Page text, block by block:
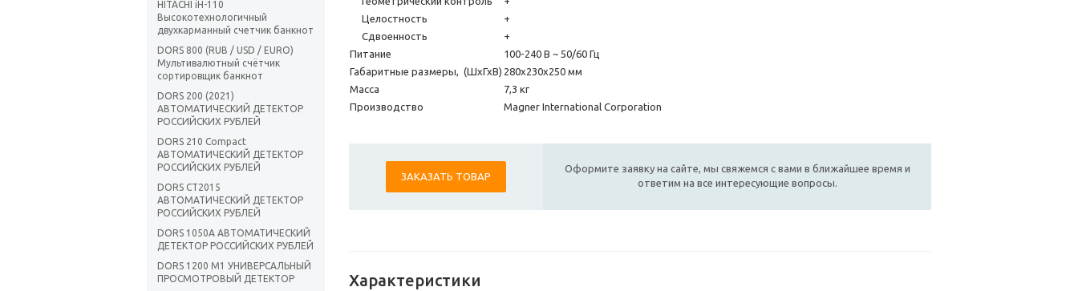
HITACHI iH-110
Высокотехнологичный
двухкарманный счетчик банкнот
DORS 800 (RUB / USD / EURO)
Мультивалютный счётчик
сортировщик банкнот
DORS 200 (2021)
АВТОМАТИЧЕСКИЙ ДЕТЕКТОР
РОССИЙСКИХ РУБЛЕЙ
DORS 210 Compact
АВТОМАТИЧЕСКИЙ ДЕТЕКТОР
РОССИЙСКИХ РУБЛЕЙ
DORS CT2015
АВТОМАТИЧЕСКИЙ ДЕТЕКТОР
РОССИЙСКИХ РУБЛЕЙ
DORS 1050A АВТОМАТИЧЕСКИЙ
ДЕТЕКТОР РОССИЙСКИХ РУБЛЕЙ
DORS 1200 M1 УНИВЕРСАЛЬНЫЙ
ПРОСМОТРОВЫЙ ДЕТЕКТОР
Целостность
+
Сдвоенность
+
Питание
100-240 В ~ 50/60 Гц
Габаритные размеры, (ШхГхВ) 280х230х250 мм
Масса
7,3 кг
Производство
Magner International Corporation
ЗАКАЗАТЬ ТОВАР
Оформите заявку на сайте, мы свяжемся с вами в ближайшее время и
ответим на все интересующие вопросы.
Характеристики